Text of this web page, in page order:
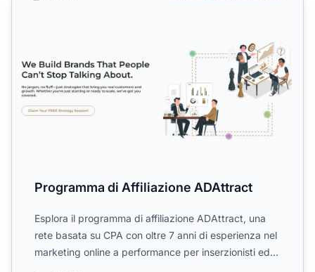
Programma di Affiliazione ADAttract
Esplora il programma di affiliazione ADAttract, una
rete basata su CPA con oltre 7 anni di esperienza nel
marketing online a performance per inserzionisti ed